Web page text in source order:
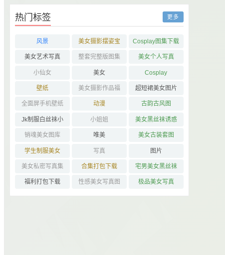
更多
热门标签
风景
美女摄影摆姿宝
典
Cosplay图集下载
美女艺术写真
整套完整版图集
下载
美女个人写真
小仙女 美女 Cosplay
壁纸
美女摄影作品福
利
超短裙美女图片
全面屏手机壁纸 动漫 古韵古风图
Jk制服白丝袜小
仙女
小姐姐 美女黑丝袜诱惑
销魂美女图库 唯美 美女古装套图
学生制服美女 写真 图片
美女私密写真集 合集打包下载
宅男美女黑丝袜
控
福利打包下载
性感美女写真图
极品美女写真